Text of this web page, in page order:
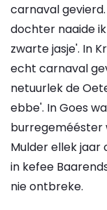
carnaval
dochter naaide
zwarte jasje'. In
echt carnaval
netuurlek de
ebbe'. In Goes
burregemééster
Mulder ellek
in kefee
nie ontbreke.